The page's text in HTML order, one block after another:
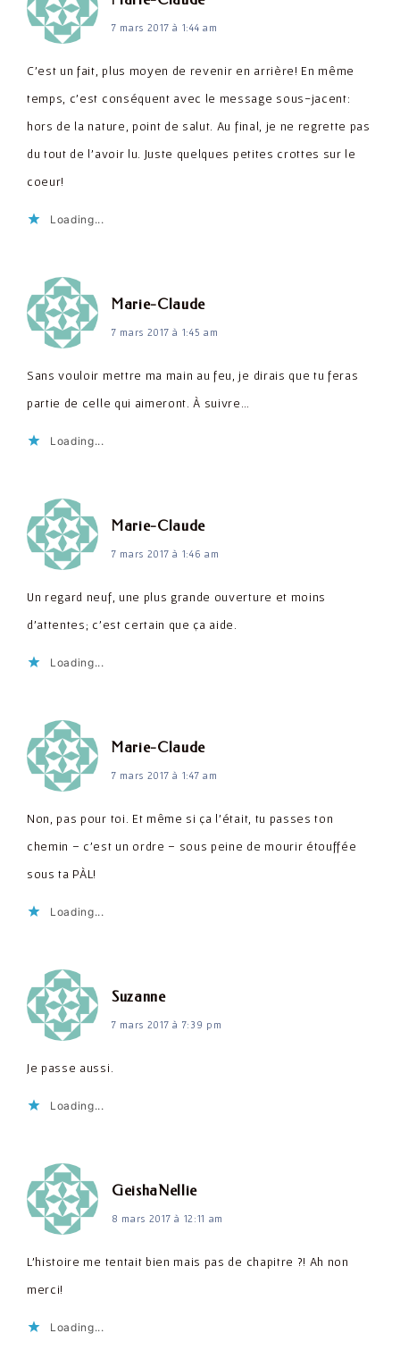
7 mars 2017 à 1:44 am
C'est un fait, plus moyen de revenir en arrière! En même
temps, c'est conséquent avec le message sous-jacent:
hors de la nature, point de salut. Au final, je ne regrette pas
du tout de l'avoir lu. Juste quelques petites crottes sur le
coeur!
Loading...
Marie-Claudedit :
7 mars 2017 à 1:45 am
Sans vouloir mettre ma main au feu, je dirais que tu feras
partie de celle qui aimeront. À suivre…
Loading...
Marie-Claudedit :
7 mars 2017 à 1:46 am
Un regard neuf, une plus grande ouverture et moins
d'attentes; c'est certain que ça aide.
Loading...
Marie-Claudedit :
7 mars 2017 à 1:47 am
Non, pas pour toi. Et même si ça l'était, tu passes ton
chemin – c'est un ordre – sous peine de mourir étouffée
sous ta PÀL!
Loading...
Suzannedit :
7 mars 2017 à 7:39 pm
Je passe aussi.
Loading...
GeishaNelliedit :
8 mars 2017 à 12:11 am
L'histoire me tentait bien mais pas de chapitre ?! Ah non
merci!
Loading...